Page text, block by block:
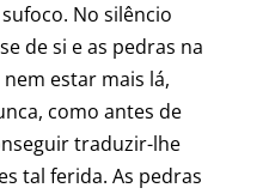
No silêncio
de si e as pedras na
estar mais lá,
como antes de
traduzir-lhe
tal ferida. As pedras